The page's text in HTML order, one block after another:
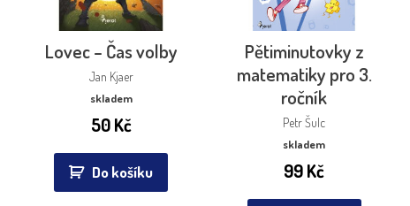
Lovec – Čas volby
Jan Kjaer
skladem
50Kč
Do košíku
Pětiminutovky z
matematiky pro 3.
ročník
Petr Šulc
skladem
99Kč